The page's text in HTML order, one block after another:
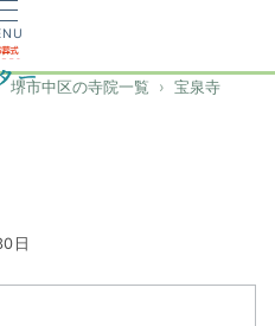
堺市中区の寺院一覧 宝泉寺
日